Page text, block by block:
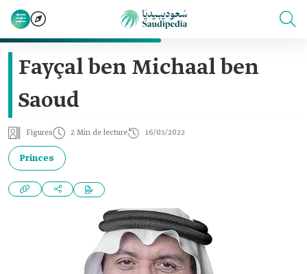
Fayçal ben Michaal ben
Saoud
Figures 2 Min de lecture 16/05/2022
Princes